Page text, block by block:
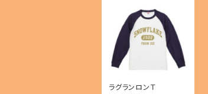
ラグランロンＴ